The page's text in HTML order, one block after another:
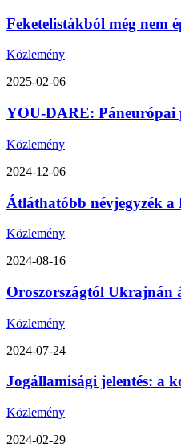
Feketelistákból még nem
Közlemény
2025-02-06
YOU-DARE: Páneurópai
Közlemény
2024-12-06
Átláthatóbb névjegyzék a
Közlemény
2024-08-16
Oroszországtól Ukrajnán
Közlemény
2024-07-24
Jogállamisági jelentés: a
Közlemény
2024-02-29